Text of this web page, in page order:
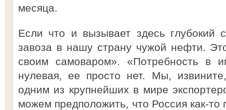
месяца.
Если что и вызывает здесь глубокий
завоза в нашу страну чужой нефти.
своим самоваром». «Потребность в
нулевая, ее просто нет. Мы,
одним из крупнейших в мире
можем предположить, что Россия как-то